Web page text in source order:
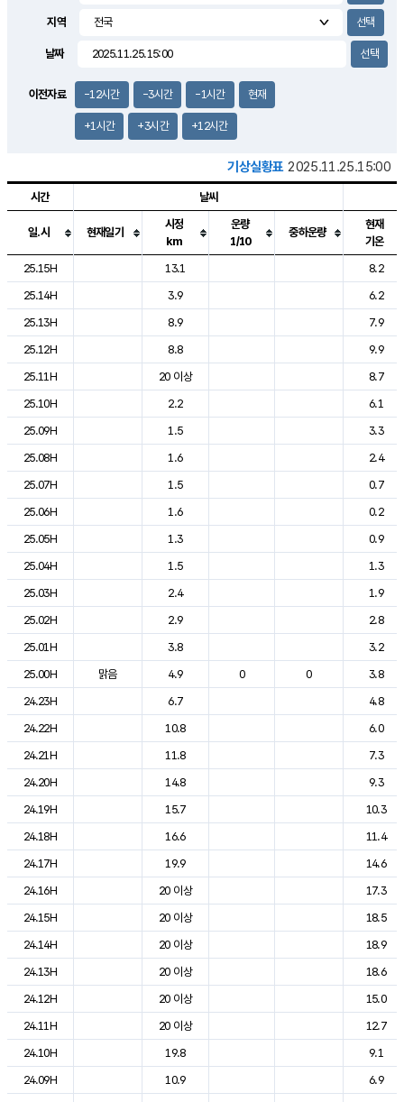
2.1m/s
지역
날짜
이전자료 -12시간 -3시간 -1시간 현재
+1시간 +3시간 +12시간
기상실황표 2025.11.25.15:00
도시별 기상실황표로 지점, 날씨, 기온, 강수, 바람, 기압등을 안내한 표입
시간 날씨
일.시 현재일기
시정
km
운량
1/10
중하운량
현재
기온
25.15H
13.1
8.2
25.14H
3.9
6.2
25.13H
8.9
7.9
25.12H
8.8
9.9
25.11H
20 이상
8.7
25.10H
2.2
6.1
25.09H
1.5
3.3
25.08H
1.6
2.4
25.07H
1.5
0.7
25.06H
1.6
0.2
25.05H
1.3
0.9
25.04H
1.5
1.3
25.03H
2.4
1.9
25.02H
2.9
2.8
25.01H
3.8
3.2
25.00H
맑음 4.9 0 0
3.8
24.23H
6.7
4.8
24.22H
10.8
6.0
24.21H
11.8
7.3
24.20H
14.8
9.3
24.19H
15.7
10.3
24.18H
16.6
11.4
24.17H
19.9
14.6
24.16H
20 이상
17.3
24.15H
20 이상
18.5
24.14H
20 이상
18.9
24.13H
20 이상
18.6
24.12H
20 이상
15.0
24.11H
20 이상
12.7
24.10H
19.8
9.1
24.09H
10.9
6.9